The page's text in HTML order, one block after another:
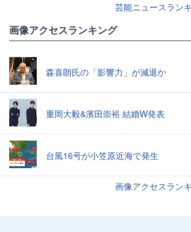
芸能ニュースラン
画像アクセスランキング
森喜朗氏の「影響力」が減退か
重岡大毅&濱田崇裕 結婚W発表
台風16号が小笠原近海で発生
画像アクセスラン